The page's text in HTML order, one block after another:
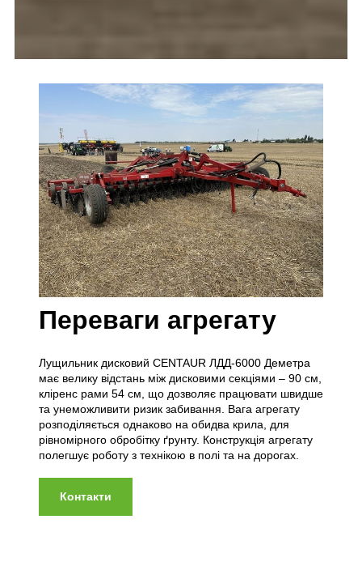
Переваги агрегату
Лущильник дисковий CENTAUR ЛДД-6000 Деметра
має велику відстань між дисковими секціями – 90 см,
кліренс рами 54 см, що дозволяє працювати швидше
та унеможливити ризик забивання. Вага агрегату
розподіляється однаково на обидва крила, для
рівномірного обробітку ґрунту. Конструкція агрегату
полегшує роботу з технікою в полі та на дорогах.
Контакти